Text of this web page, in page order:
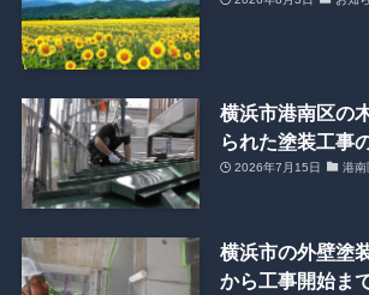
横浜市港南区の
られた塗装工事
2026年7月15日 港南
横浜市の外壁塗
から工事開始ま